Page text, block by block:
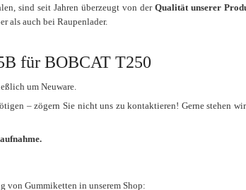
sind seit Jahren überzeugt von derQualität unserer
als auch bei Raupenlader.
für BOBCAT T250
um Neuware.
– zögern Sie nicht uns zu kontaktieren! Gerne stehen
von Gummiketten in unserem Shop: